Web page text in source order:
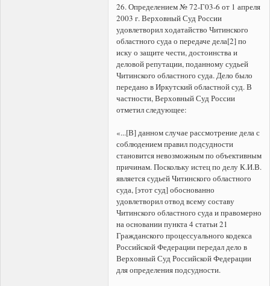
26. Определением № 72-Г03-6 от 1 апреля
2003 г. Верховный Суд России
удовлетворил ходатайство Читинского
областного суда о передаче дела[2] по
иску о защите чести, достоинства и
деловой репутации, поданному судьей
Читинского областного суда. Дело было
передано в Иркутский областной суд. В
частности, Верховный Суд России
отметил следующее:
«...[В] данном случае рассмотрение дела с
соблюдением правил подсудности
становится невозможным по объективным
причинам. Поскольку истец по делу К.И.В.
является судьей Читинского областного
суда, [этот суд] обоснованно
удовлетворил отвод всему составу
Читинского областного суда и правомерно
на основании пункта 4 статьи 21
Гражданского процессуального кодекса
Российской Федерации передал дело в
Верховный Суд Российской Федерации
для определения подсудности.